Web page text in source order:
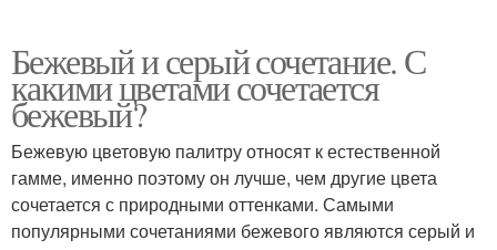
Бежевый и серый сочетание. С
какими цветами сочетается
бежевый?
Бежевую цветовую палитру относят к естественной
гамме, именно поэтому он лучше, чем другие цвета
сочетается с природными оттенками. Самыми
популярными сочетаниями бежевого являются серый и